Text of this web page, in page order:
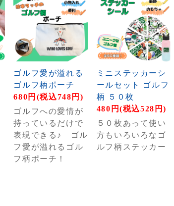
ゴルフ愛が溢れる
ゴルフ柄ポーチ
680円(税込748円)
ゴルフへの愛情が
持っているだけで
表現できる♪ ゴル
フ愛が溢れるゴル
フ柄ポーチ！
ミニステッカーシ
ールセット ゴルフ
柄 ５０枚
480円(税込528円)
５０枚あって使い
方もいろいろなゴ
ルフ柄ステッカー